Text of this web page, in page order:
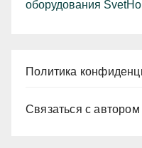
оборудования
Политика
Связаться с автором